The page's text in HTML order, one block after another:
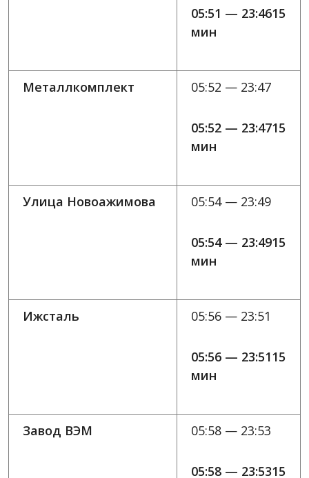
05:51 — 23:4615
мин
Металлкомплект 05:52 — 23:47
05:52 — 23:4715
мин
Улица Новоажимова 05:54 — 23:49
05:54 — 23:4915
мин
Ижсталь 05:56 — 23:51
05:56 — 23:5115
мин
Завод ВЭМ 05:58 — 23:53
05:58 — 23:5315